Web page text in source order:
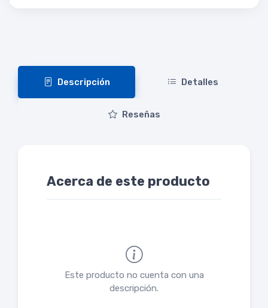
Descripción Detalles
Reseñas
Acerca de este producto
Este producto no cuenta con una
descripción.